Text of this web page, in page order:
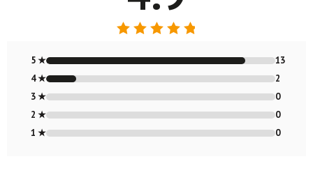
4.87/ 5
5 ★
13
4 ★
2
3 ★
0
2 ★
0
1 ★
0